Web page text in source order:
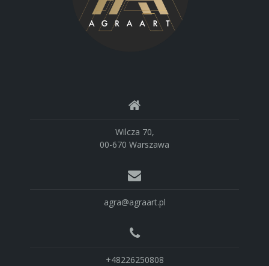
Wilcza 70,
00-670 Warszawa
agra@agraart.pl
+48226250808